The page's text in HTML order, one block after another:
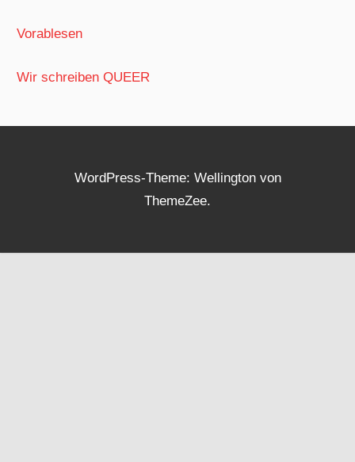
Vorablesen
Wir schreiben QUEER
WordPress-Theme: Wellington von
ThemeZee.